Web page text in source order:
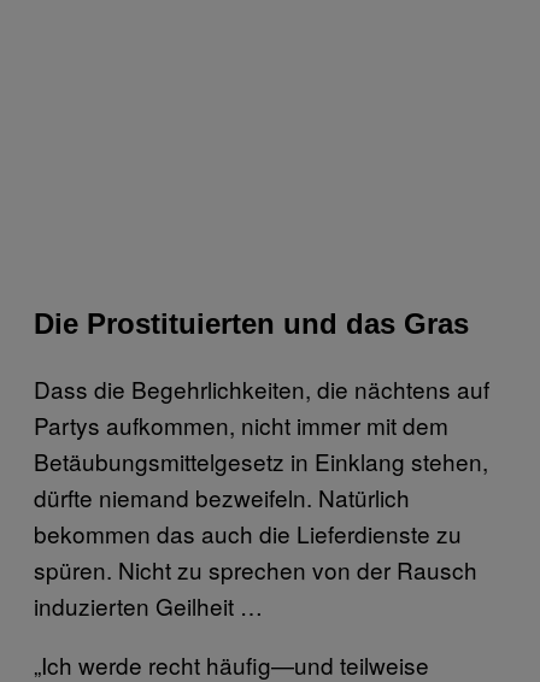
Die Prostituierten und das Gras
Dass die Begehrlichkeiten, die nächtens auf
Partys aufkommen, nicht immer mit dem
Betäubungsmittelgesetz in Einklang stehen,
dürfte niemand bezweifeln. Natürlich
bekommen das auch die Lieferdienste zu
spüren. Nicht zu sprechen von der Rausch
induzierten Geilheit …
„Ich werde recht häufig—und teilweise